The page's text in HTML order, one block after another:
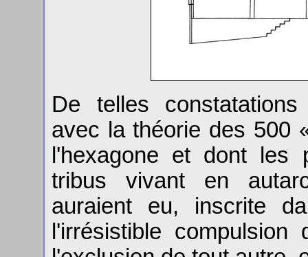
De telles
avec la théorie des 500
l'hexagone et dont les
tribus vivant en
auraient eu, inscrite
l'irrésistible